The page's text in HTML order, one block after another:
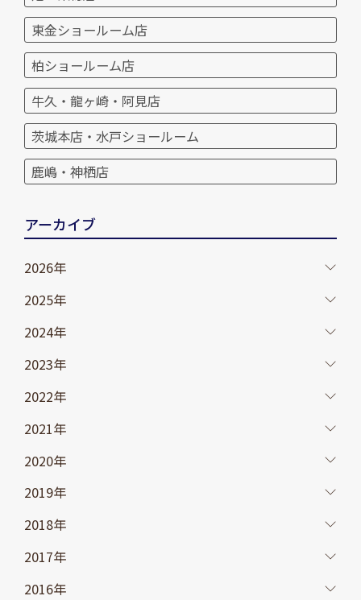
東金ショールーム店
柏ショールーム店
牛久・龍ヶ崎・阿見店
茨城本店・水戸ショールーム
鹿嶋・神栖店
アーカイブ
2026年
2025年
2024年
2023年
2022年
2021年
2020年
2019年
2018年
2017年
2016年